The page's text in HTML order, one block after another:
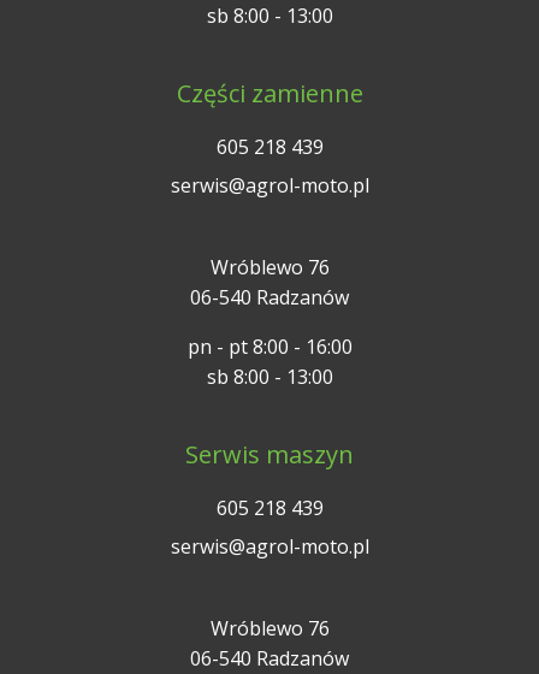
sb 8:00 - 13:00
Części zamienne
605 218 439
serwis@agrol-moto.pl
Wróblewo 76
06-540 Radzanów
pn - pt 8:00 - 16:00
sb 8:00 - 13:00
Serwis maszyn
605 218 439
serwis@agrol-moto.pl
Wróblewo 76
06-540 Radzanów